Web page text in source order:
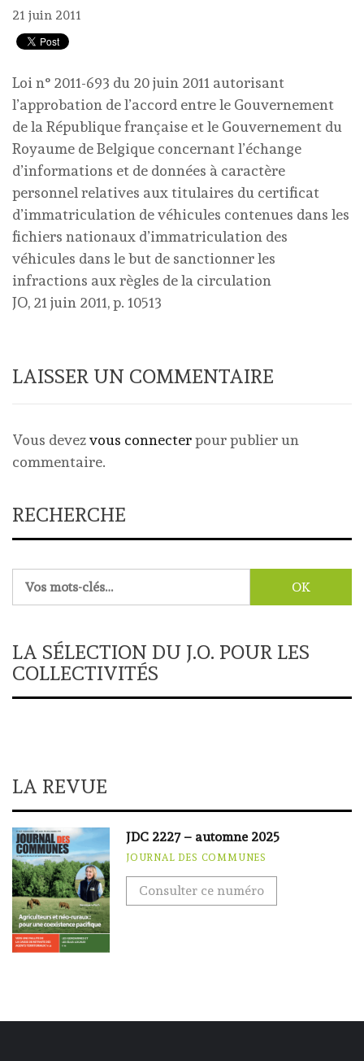
21 juin 2011
Loi n° 2011-693 du 20 juin 2011 autorisant
l’approbation de l’accord entre le Gouvernement
de la République française et le Gouvernement du
Royaume de Belgique concernant l’échange
d’informations et de données à caractère
personnel relatives aux titulaires du certificat
d’immatriculation de véhicules contenues dans les
fichiers nationaux d’immatriculation des
véhicules dans le but de sanctionner les
infractions aux règles de la circulation
JO, 21 juin 2011, p. 10513
LAISSER UN COMMENTAIRE
Vous devezvous connecterpour publier un
commentaire.
RECHERCHE
LA SÉLECTION DU J.O. POUR LES
COLLECTIVITÉS
LA REVUE
JDC 2227 – automne 2025
JOURNAL DES COMMUNES
Consulter ce numéro